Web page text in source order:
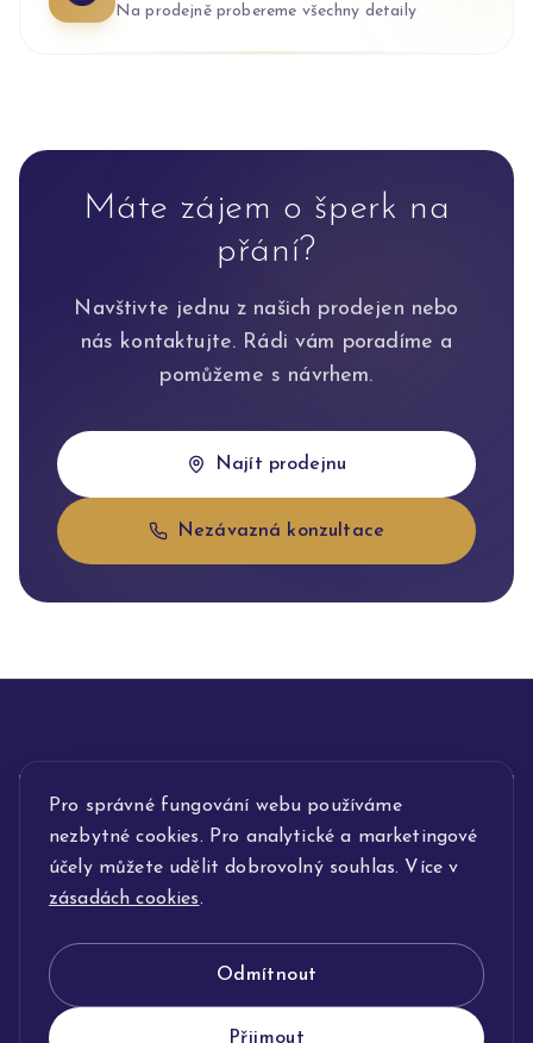
Pro správné fungování webu používáme
nezbytné cookies. Pro analytické a marketingové
účely můžete udělit dobrovolný souhlas. Více v
zásadách cookies.
Odmítnout
Přijmout
Na prodejně probereme všechny detaily
Máte zájem o šperk na
přání?
Navštivte jednu z našich prodejen nebo
nás kontaktujte. Rádi vám poradíme a
pomůžeme s návrhem.
Najít prodejnu
Nezávazná konzultace
INFORMACE
POPIS SLUŽEB
KLENOTNICTVÍ JOLLEO